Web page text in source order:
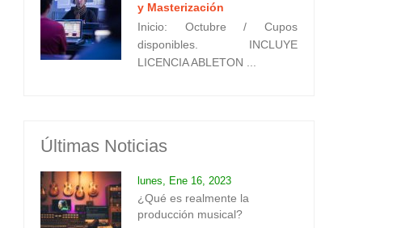
y Masterización
Inicio: Octubre / Cupos
disponibles. INCLUYE
LICENCIA ABLETON ...
Últimas Noticias
lunes, Ene 16, 2023
¿Qué es realmente la
producción musical?